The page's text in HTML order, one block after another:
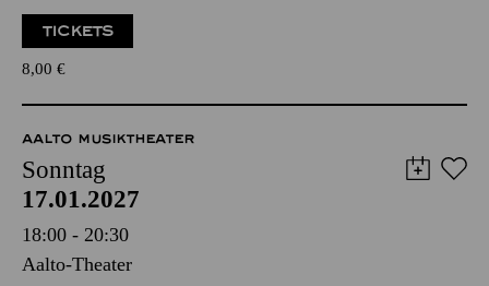
TICKETS
8,00 €
AALTO MUSIKTHEATER
Sonntag
17.01.2027
18:00 - 20:30
Aalto-Theater